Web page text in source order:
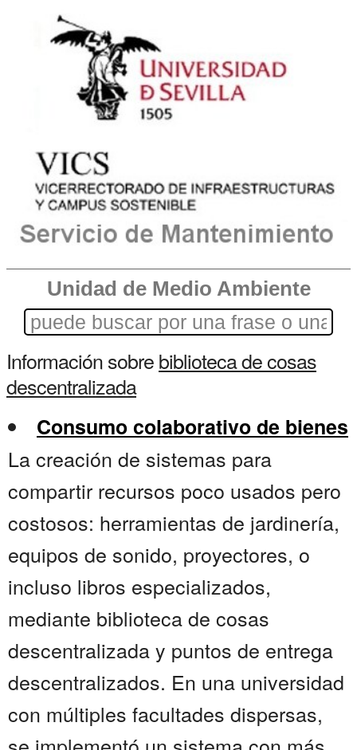
Unidad de Medio Ambiente
Información sobrebiblioteca de cosas
descentralizada
Consumo colaborativo de bienes
La creación de sistemas para
compartir recursos poco usados pero
costosos: herramientas de jardinería,
equipos de sonido, proyectores, o
incluso libros especializados,
mediante biblioteca de cosas
descentralizada y puntos de entrega
descentralizados. En una universidad
con múltiples facultades dispersas,